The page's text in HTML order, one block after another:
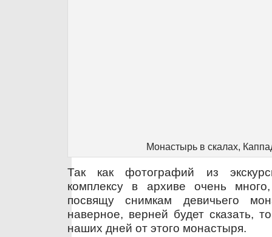
Монастырь в скалах,
Так как фотографий из
комплексу в архиве очень
посвящу снимкам девичьего
наверное, верней будет сказать,
наших дней от этого монастыря.